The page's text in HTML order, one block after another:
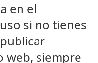
en el
si no tienes
web, siempre